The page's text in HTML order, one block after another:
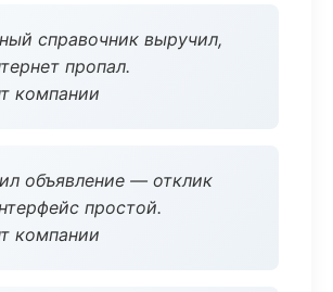
справочник выручил,
пропал.
компании
объявление — отклик
простой.
компании